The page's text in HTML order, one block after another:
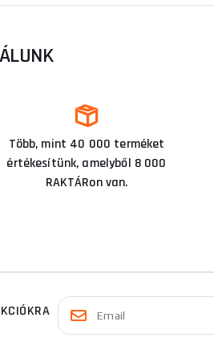
Több, mint 40 000 terméket
értékesítünk, amelyből 8 000
RAKTÁRon van.